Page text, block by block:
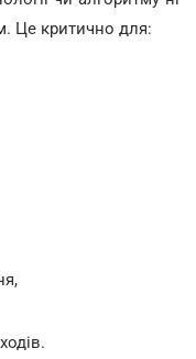
Це критично для: